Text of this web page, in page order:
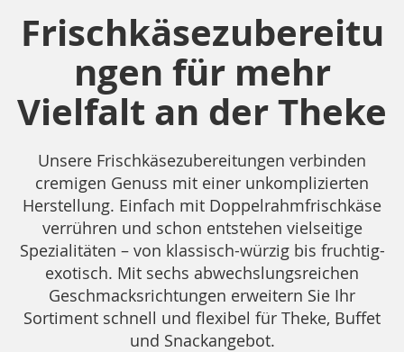
Frischkäsezubereitu
ngen für mehr
Vielfalt an der Theke
Unsere Frischkäsezubereitungen verbinden
cremigen Genuss mit einer unkomplizierten
Herstellung. Einfach mit Doppelrahmfrischkäse
verrühren und schon entstehen vielseitige
Spezialitäten – von klassisch-würzig bis fruchtig-
exotisch. Mit sechs abwechslungsreichen
Geschmacksrichtungen erweitern Sie Ihr
Sortiment schnell und flexibel für Theke, Buffet
und Snackangebot.